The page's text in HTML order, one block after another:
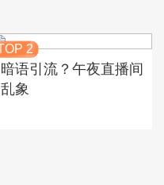
2
暗语引流？午夜直播间
乱象